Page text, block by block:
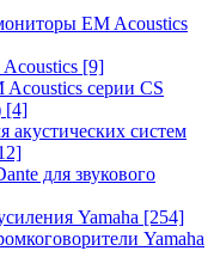
EM Acoustics
[9]
серии CS
[4]
акустических систем
для звукового
Yamaha [254]
Yamaha